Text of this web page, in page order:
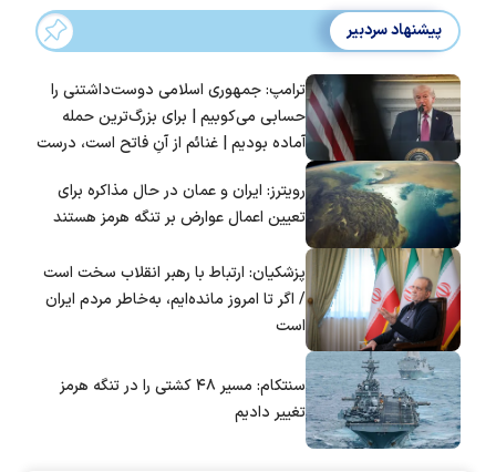
پیشنهاد سردبیر
ترامپ: جمهوری اسلامی دوست‌داشتنی را
حسابی می‌کوبیم | برای بزرگ‌ترین حمله
آماده بودیم | غنائم از آنِ فاتح است، درست
رویترز: ایران و عمان در حال مذاکره برای
تعیین اعمال عوارض بر تنگه هرمز هستند
پزشکیان: ارتباط با رهبر انقلاب سخت است
/ اگر تا امروز مانده‌ایم، به‌خاطر مردم ایران
است
سنتکام: مسیر ۴۸ کشتی را در تنگه هرمز
تغییر دادیم